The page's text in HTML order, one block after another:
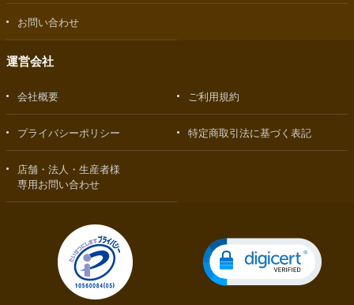
お問い合わせ
運営会社
会社概要 ご利用規約
プライバシーポリシー 特定商取引法に基づく表記
店舗・法人・生産者様
専用お問い合わせ